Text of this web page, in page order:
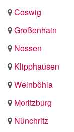
Coswig
Großenhain
Nossen
Klipphausen
Weinböhla
Moritzburg
Nünchritz